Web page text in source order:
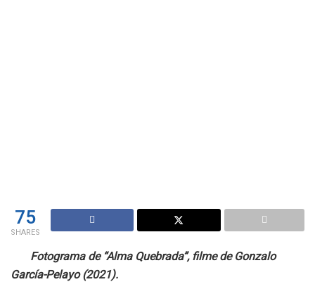
75
SHARES
Fotograma de “Alma Quebrada”, filme de Gonzalo
García-Pelayo (2021).